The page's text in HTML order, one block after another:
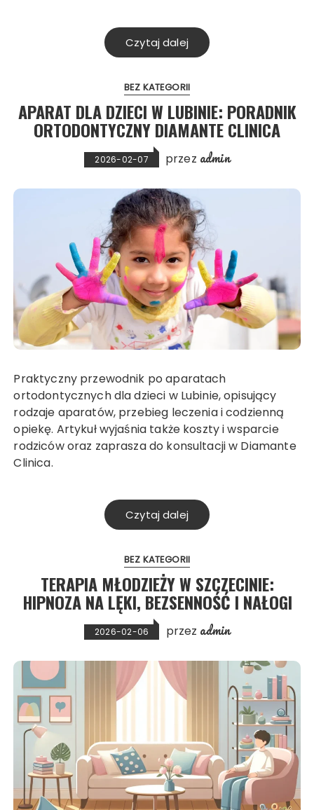
Czytaj dalej
BEZ KATEGORII
APARAT DLA DZIECI W LUBINIE: PORADNIK
ORTODONTYCZNY DIAMANTE CLINICA
2026-02-07 przez admin
Praktyczny przewodnik po aparatach
ortodontycznych dla dzieci w Lubinie, opisujący
rodzaje aparatów, przebieg leczenia i codzienną
opiekę. Artykuł wyjaśnia także koszty i wsparcie
rodziców oraz zaprasza do konsultacji w Diamante
Clinica.
Czytaj dalej
BEZ KATEGORII
TERAPIA MŁODZIEŻY W SZCZECINIE:
HIPNOZA NA LĘKI, BEZSENNOŚĆ I NAŁOGI
2026-02-06 przez admin